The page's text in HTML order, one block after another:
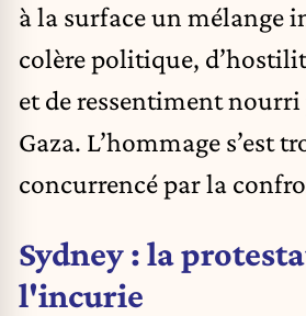
à la surface un mélange
colère politique,
et de ressentiment nourri
Gaza. L’hommage s’est
concurrencé par la
Sydney : la
l'incurie